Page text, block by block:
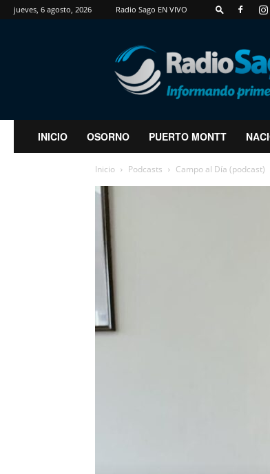
jueves, 6 agosto, 2026 Radio Sago EN VIVO
RadioSago
INICIO OSORNO PUERTO MONTT
Inicio Podcasts Campo al Día (podcast)